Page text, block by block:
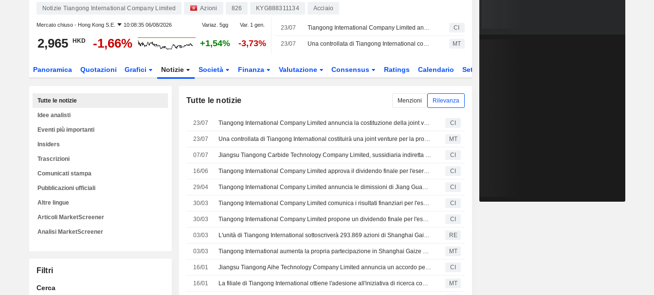
Notizie Tiangong International Company Limited Azioni 826 KYG888311134 Acciaio
Mercato chiuso - Hong Kong S.E. 10:08:35 06/08/2026 Variaz. 5gg Var. 1 gen.
2,965 HKD -1,66% +1,54% -3,73%
23/07 Tiangong International Company Limited annuncia la costituzione della joint venture Jiangsu Tiangong Electronics Technology Co., Ltd CI
23/07 Una controllata di Tiangong International costituirà una joint venture per la produzione di utensili MT
Panoramica Quotazioni Grafici Notizie Società Finanza Valutazione Consensus Ratings Calendario Settore
Tutte le notizie Menzioni Rilevanza
23/07 Tiangong International Company Limited annuncia la costituzione della joint venture Jiangsu Tiangong Electronics Technology Co., Ltd CI
23/07 Una controllata di Tiangong International costituirà una joint venture per la produzione di utensili MT
07/07 Jiangsu Tiangong Carbide Technology Company Limited, sussidiaria indiretta di Tiangong International Company Limited, lancia il progetto di espansione della capacità produttiva annuale di 300 tonnellate di barre per utensili da taglio PCB a grana ultra-fine CI
16/06 Tiangong International Company Limited approva il dividendo finale per l'esercizio chiuso al 31 dicembre 2025, in pagamento entro il 29 luglio 2026 CI
29/04 Tiangong International Company Limited annuncia le dimissioni di Jiang Guangqing dalla carica di Amministratore Esecutivo con decorrenza dal 16 giugno 2026 CI
30/03 Tiangong International Company Limited comunica i risultati finanziari per l'esercizio chiuso al 31 dicembre 2025 CI
30/03 Tiangong International Company Limited propone un dividendo finale per l'esercizio chiuso al 31 dicembre 2025, in pagamento entro il 29 luglio 2026 CI
03/03 L'unità di Tiangong International sottoscriverà 293.869 azioni di Shanghai Gaize Laser Technology RE
03/03 Tiangong International aumenta la propria partecipazione in Shanghai Gaize Laser Technology MT
16/01 Jiangsu Tiangong Aihe Technology Company Limited annuncia un accordo per un laboratorio congiunto con l'Istituto di Energia del Centro Nazionale Scientifico Comprensivo di Hefei CI
16/01 La filiale di Tiangong International ottiene l'adesione all'iniziativa di ricerca congiunta MT
Tutte le notizie
Idee analisti
Eventi più importanti
Insiders
Trascrizioni
Comunicati stampa
Pubblicazioni ufficiali
Altre lingue
Articoli MarketScreener
Analisi MarketScreener
Filtri
Cerca